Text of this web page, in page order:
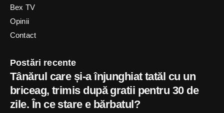
Bex TV
Opinii
Contact
Postări recente
Tânărul care și-a înjunghiat tatăl cu un
briceag, trimis după gratii pentru 30 de
zile. În ce stare e bărbatul?